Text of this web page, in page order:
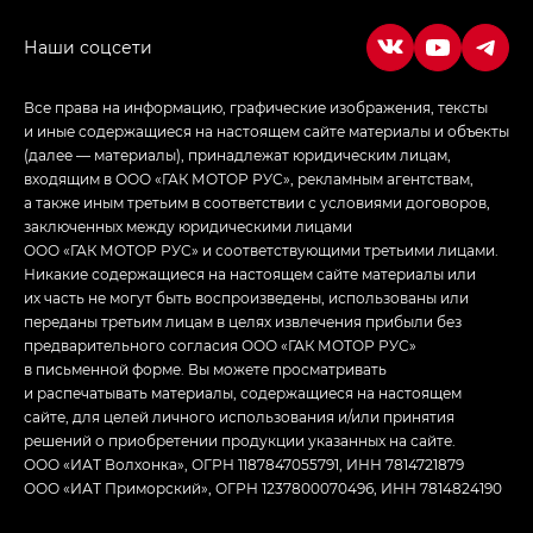
Все права на информацию, графические изображения, тексты
и иные содержащиеся на настоящем сайте материалы и объекты
(далее — материалы), принадлежат юридическим лицам,
входящим в ООО «ГАК МОТОР РУС», рекламным агентствам,
а также иным третьим в соответствии с условиями договоров,
заключенных между юридическими лицами
ООО «ГАК МОТОР РУС» и соответствующими третьими лицами.
Никакие содержащиеся на настоящем сайте материалы или
их часть не могут быть воспроизведены, использованы или
переданы третьим лицам в целях извлечения прибыли без
предварительного согласия ООО «ГАК МОТОР РУС»
в письменной форме. Вы можете просматривать
и распечатывать материалы, содержащиеся на настоящем
сайте, для целей личного использования и/или принятия
решений о приобретении продукции указанных на сайте.
ООО «ИАТ Волхонка», ОГРН 1187847055791, ИНН 7814721879
ООО «ИАТ Приморский», ОГРН 1237800070496, ИНН 7814824190